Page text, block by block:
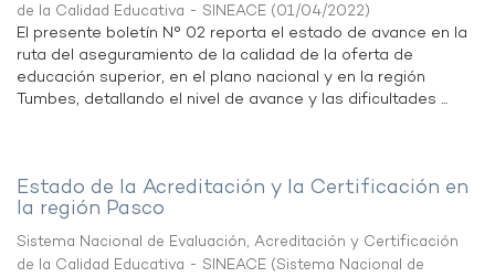
de la Calidad Educativa - SINEACE (01/04/2022)
El presente boletín N° 02 reporta el estado de avance en la
ruta del aseguramiento de la calidad de la oferta de
educación superior, en el plano nacional y en la región
Tumbes, detallando el nivel de avance y las dificultades ...
Estado de la Acreditación y la Certificación en
la región Pasco
Sistema Nacional de Evaluación, Acreditación y Certificación
de la Calidad Educativa - SINEACE (Sistema Nacional de